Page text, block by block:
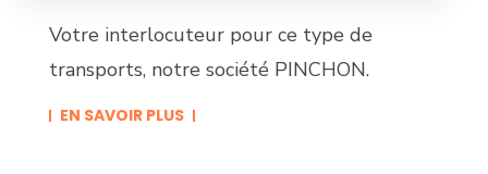
Votre interlocuteur pour ce type de
transports, notre société PINCHON.
EN SAVOIR PLUS